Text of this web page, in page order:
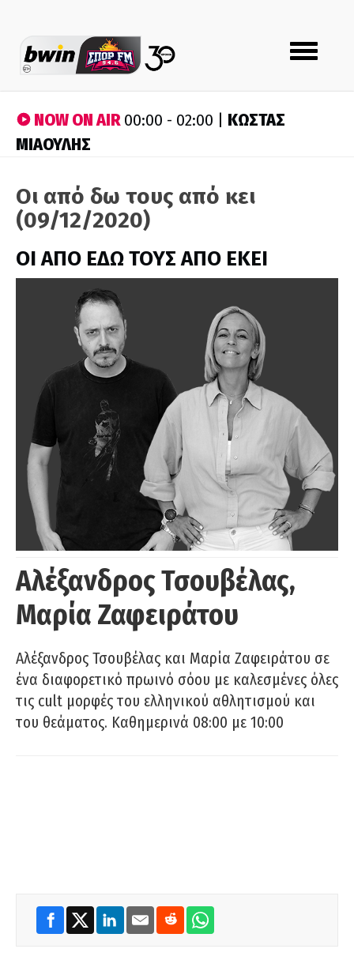
Toggle
navigation
NOW ON AIR00:00 - 02:00 | ΚΩΣΤΑΣ
ΜΙΑΟΥΛΗΣ
Οι από δω τους από κει
(09/12/2020)
ΟΙ ΑΠΟ ΕΔΩ ΤΟΥΣ ΑΠΟ ΕΚΕΙ
Αλέξανδρος Τσουβέλας,
Μαρία Ζαφειράτου
Αλέξανδρος Τσουβέλας και Μαρία Ζαφειράτου σε
ένα διαφορετικό πρωινό σόου με καλεσμένες όλες
τις cult μορφές του ελληνικού αθλητισμού και
του θεάματος. Καθημερινά 08:00 με 10:00